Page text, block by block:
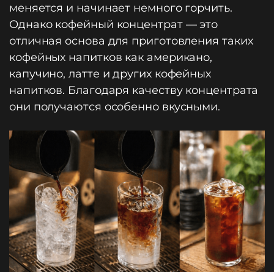
меняется и начинает немного горчить.
Однако кофейный концентрат — это
отличная основа для приготовления таких
кофейных напитков как американо,
капучино, латте и других кофейных
напитков. Благодаря качеству концентрата
они получаются особенно вкусными.